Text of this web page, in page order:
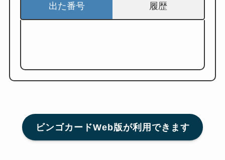
出た番号 履歴
ビンゴカードWeb版が利用できます